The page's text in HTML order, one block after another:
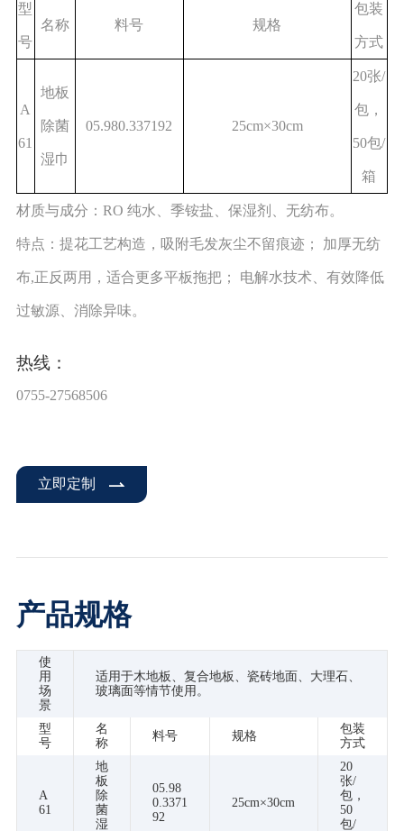
型
号
名称 料号 规格
包装
方式
A
61
地板
除菌
湿巾
05.980.337192 25cm×30cm
20张/
包，
50包/
箱
材质与成分：RO 纯水、季铵盐、保湿剂、无纺布。
特点：提花工艺构造，吸附毛发灰尘不留痕迹； 加厚无纺
布,正反两用，适合更多平板拖把； 电解水技术、有效降低
过敏源、消除异味。
热线：
0755-27568506
立即定制
产品规格
使
用
场
景
适用于木地板、复合地板、瓷砖地面、大理石、
玻璃面等情节使用。
型
号
名
称
料号 规格
包装
方式
A
61
地
板
除
菌
湿
05.98
0.3371
92
25cm×30cm
20
张/
包，
50
包/